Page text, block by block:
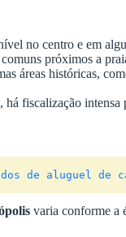
no centro e em
comuns próximos a
áreas históricas,
há fiscalização
de aluguel de
varia conforme a